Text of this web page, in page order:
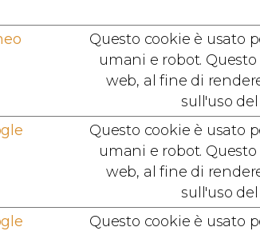
Questo cookie è usato
umani e robot.
web, al fine di
sull'uso del
Questo cookie è usato
umani e robot.
web, al fine di
sull'uso del
Questo cookie è usato